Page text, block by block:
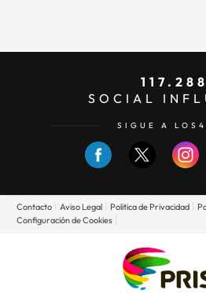
117.288
SOCIAL
SIGUE A
Contacto Aviso Legal Politica de Privacidad
Configuración de Cookies